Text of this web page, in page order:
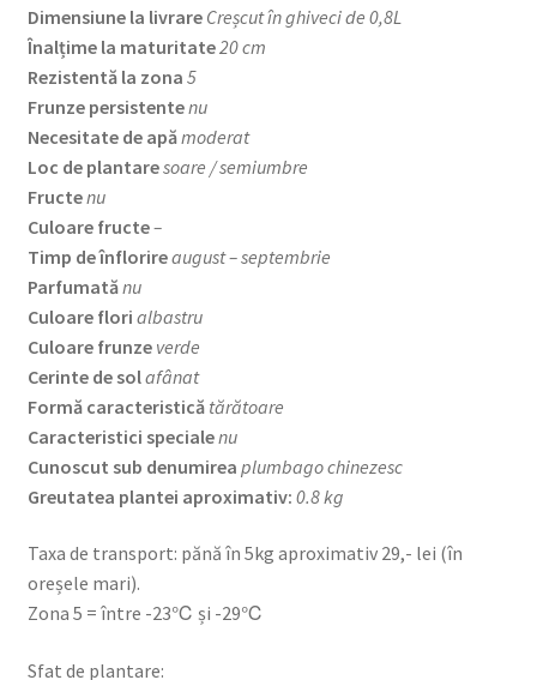
Dimensiune la livrare Creșcut în ghiveci de 0,8L
Înalțime la maturitate20 cm
Rezistentă la zona 5
Frunze persistentenu
Necesitate de apămoderat
Loc de plantaresoare / semiumbre
Fructenu
Culoare fructe–
Timp de înflorireaugust – septembrie
Parfumatănu
Culoare flori albastru
Culoare frunze verde
Cerinte de solafânat
Formă caracteristică tărătoare
Caracteristici specialenu
Cunoscut sub denumirea plumbago chinezesc
Greutatea plantei aproximativ: 0.8 kg
Taxa de transport: pănă în 5kg aproximativ 29,- lei (în
oreșele mari).
Zona 5 = între -23℃ și -29℃
Sfat de plantare: